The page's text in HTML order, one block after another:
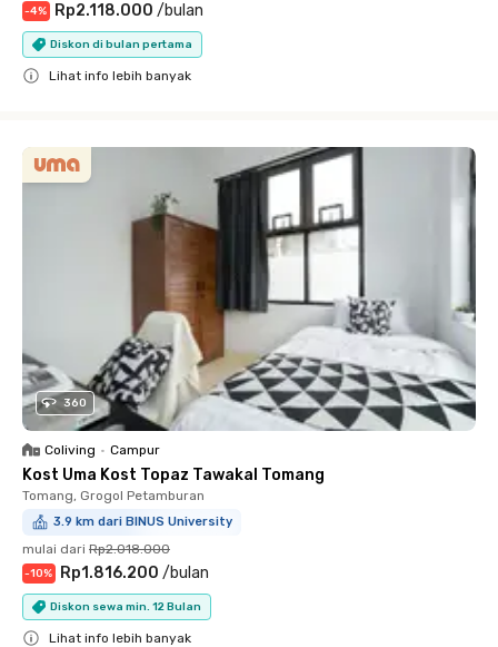
-4% Rp2.118.000 /bulan
Diskon di bulan pertama
Lihat info lebih banyak
360
Coliving • Campur
Kost Uma Kost Topaz Tawakal Tomang
Tomang, Grogol Petamburan
3.9 km dari BINUS University
mulai dari Rp2.018.000
-10% Rp1.816.200 /bulan
Diskon sewa min. 12 Bulan
Lihat info lebih banyak